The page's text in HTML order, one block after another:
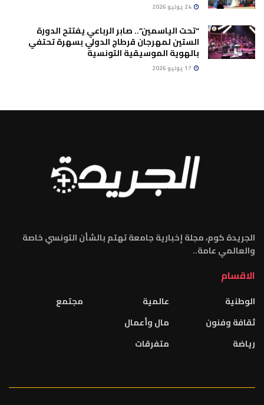
“تحت الياسمين”.. صابر الرباعي يفتتح الدورة
الستين لمهرجان قرطاج الدولي بسهرة تحتفي
بالهوية الموسيقية التونسية
الجريدة كوم، مجلة إخبارية جامعة تهتم بالشأن التونسي خاصة
والعالمي عامة..
الاقسام
الوطنية
ثقافة وفنون
رياضة
عالمية
مال وأعمال
متفرقات
مجتمع